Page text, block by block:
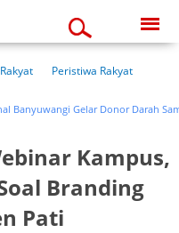
08:51:14 pm
Peristiwa Rakyat
Gelar Donor Darah
Kampus,
Branding
Pati